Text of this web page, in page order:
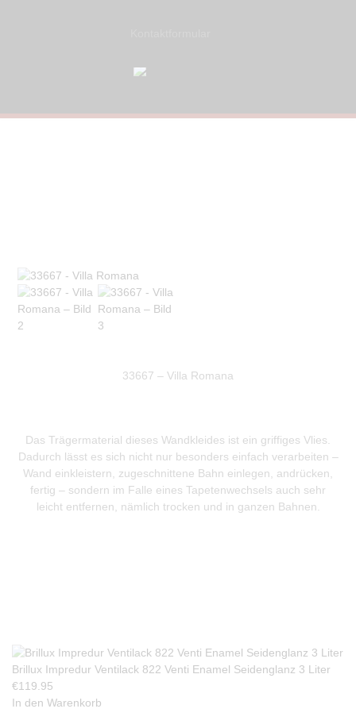
33667 – Villa Romana
Das Trägermaterial dieses Wandkleides ist ein griffiges Vlies.
Dadurch lässt es sich nicht nur besonders einfach verarbeiten –
Wand einkleistern, zugeschnittene Bahn einlegen, andrücken,
fertig – sondern im Falle eines Tapetenwechsels auch sehr
leicht entfernen, nämlich trocken und in ganzen Bahnen.
Brillux Impredur Ventilack 822 Venti Enamel Seidenglanz 3 Liter
€119.95
In den Warenkorb